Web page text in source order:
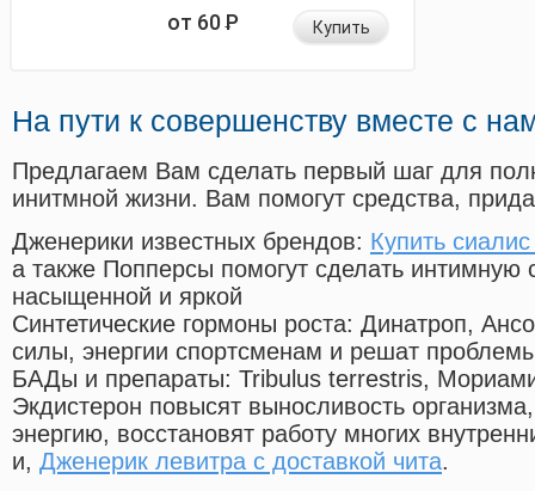
от 60Р Купить
На пути к совершенству вместе с
Предлагаем Вам сделать первый шаг для
инитмной жизни. Вам помогут средства,
Дженерики известных брендов: Купить
а также Попперсы помогут сделать
насыщенной и яркой
Синтетические гормоны роста: Динатроп,
силы, энергии спортсменам и решат
БАДы и препараты: Tribulus terrestris,
Экдистерон повысят выносливость
энергию, восстановят работу многих
и, Дженерик левитра с доставкой чита.